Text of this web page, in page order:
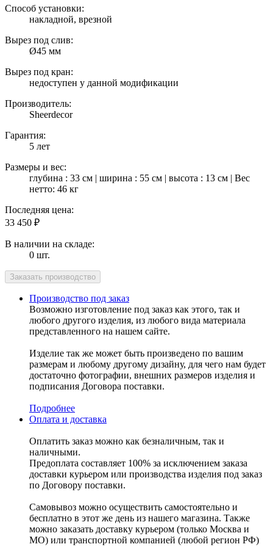
Способ установки:
накладной, врезной
Вырез под слив:
Ø45 мм
Вырез под кран:
недоступен у данной модификации
Производитель:
Sheerdecor
Гарантия:
5 лет
Размеры и вес:
глубина : 33 см | ширина : 55 см | высота : 13 см | Вес
нетто: 46 кг
Последняя цена:
33 450 ₽
В наличии на складе:
0 шт.
Производство под заказ
Возможно изготовление под заказ как этого, так и
любого другого изделия, из любого вида материала
представленного на нашем сайте.
Изделие так же может быть произведено по вашим
размерам и любому другому дизайну, для чего нам будет
достаточно фотографии, внешних размеров изделия и
подписания Договора поставки.
Подробнее
Оплата и доставка
Оплатить заказ можно как безналичным, так и
наличными.
Предоплата составляет 100% за исключением заказа
доставки курьером или производства изделия под заказ
по Договору поставки.
Самовывоз можно осуществить самостоятельно и
бесплатно в этот же день из нашего магазина. Также
можно заказать доставку курьером (только Москва и
МО) или транспортной компанией (любой регион РФ)